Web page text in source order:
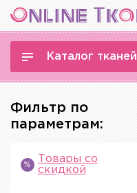
Каталог тканей
Фильтр по
параметрам:
%
Товары со
скидкой